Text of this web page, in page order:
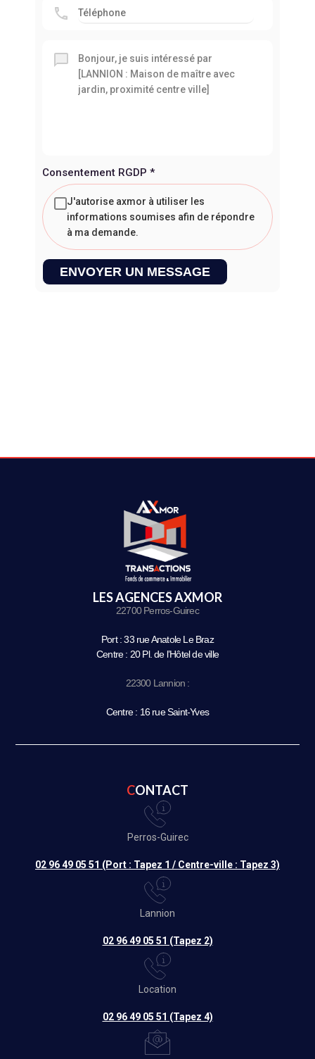
Consentement RGDP *
J'autorise axmor à utiliser les
informations soumises afin de répondre
à ma demande.
ENVOYER UN MESSAGE
LES AGENCES AXMOR
22700 Perros-Guirec
Port : 33 rue Anatole Le Braz
Centre : 20 Pl. de l’Hôtel de ville
22300 Lannion :
Centre : 16 rue Saint-Yves
CONTACT
Perros-Guirec
02 96 49 05 51 (Port : Tapez 1 / Centre-ville : Tapez 3)
Lannion
02 96 49 05 51 (Tapez 2)
Location
02 96 49 05 51 (Tapez 4)